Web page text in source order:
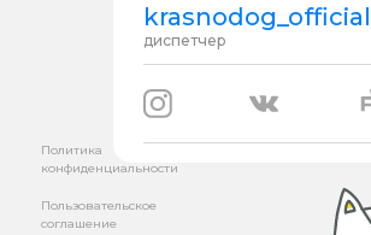
диспетчер
Политика
конфиденциальности
Пользовательское
соглашение